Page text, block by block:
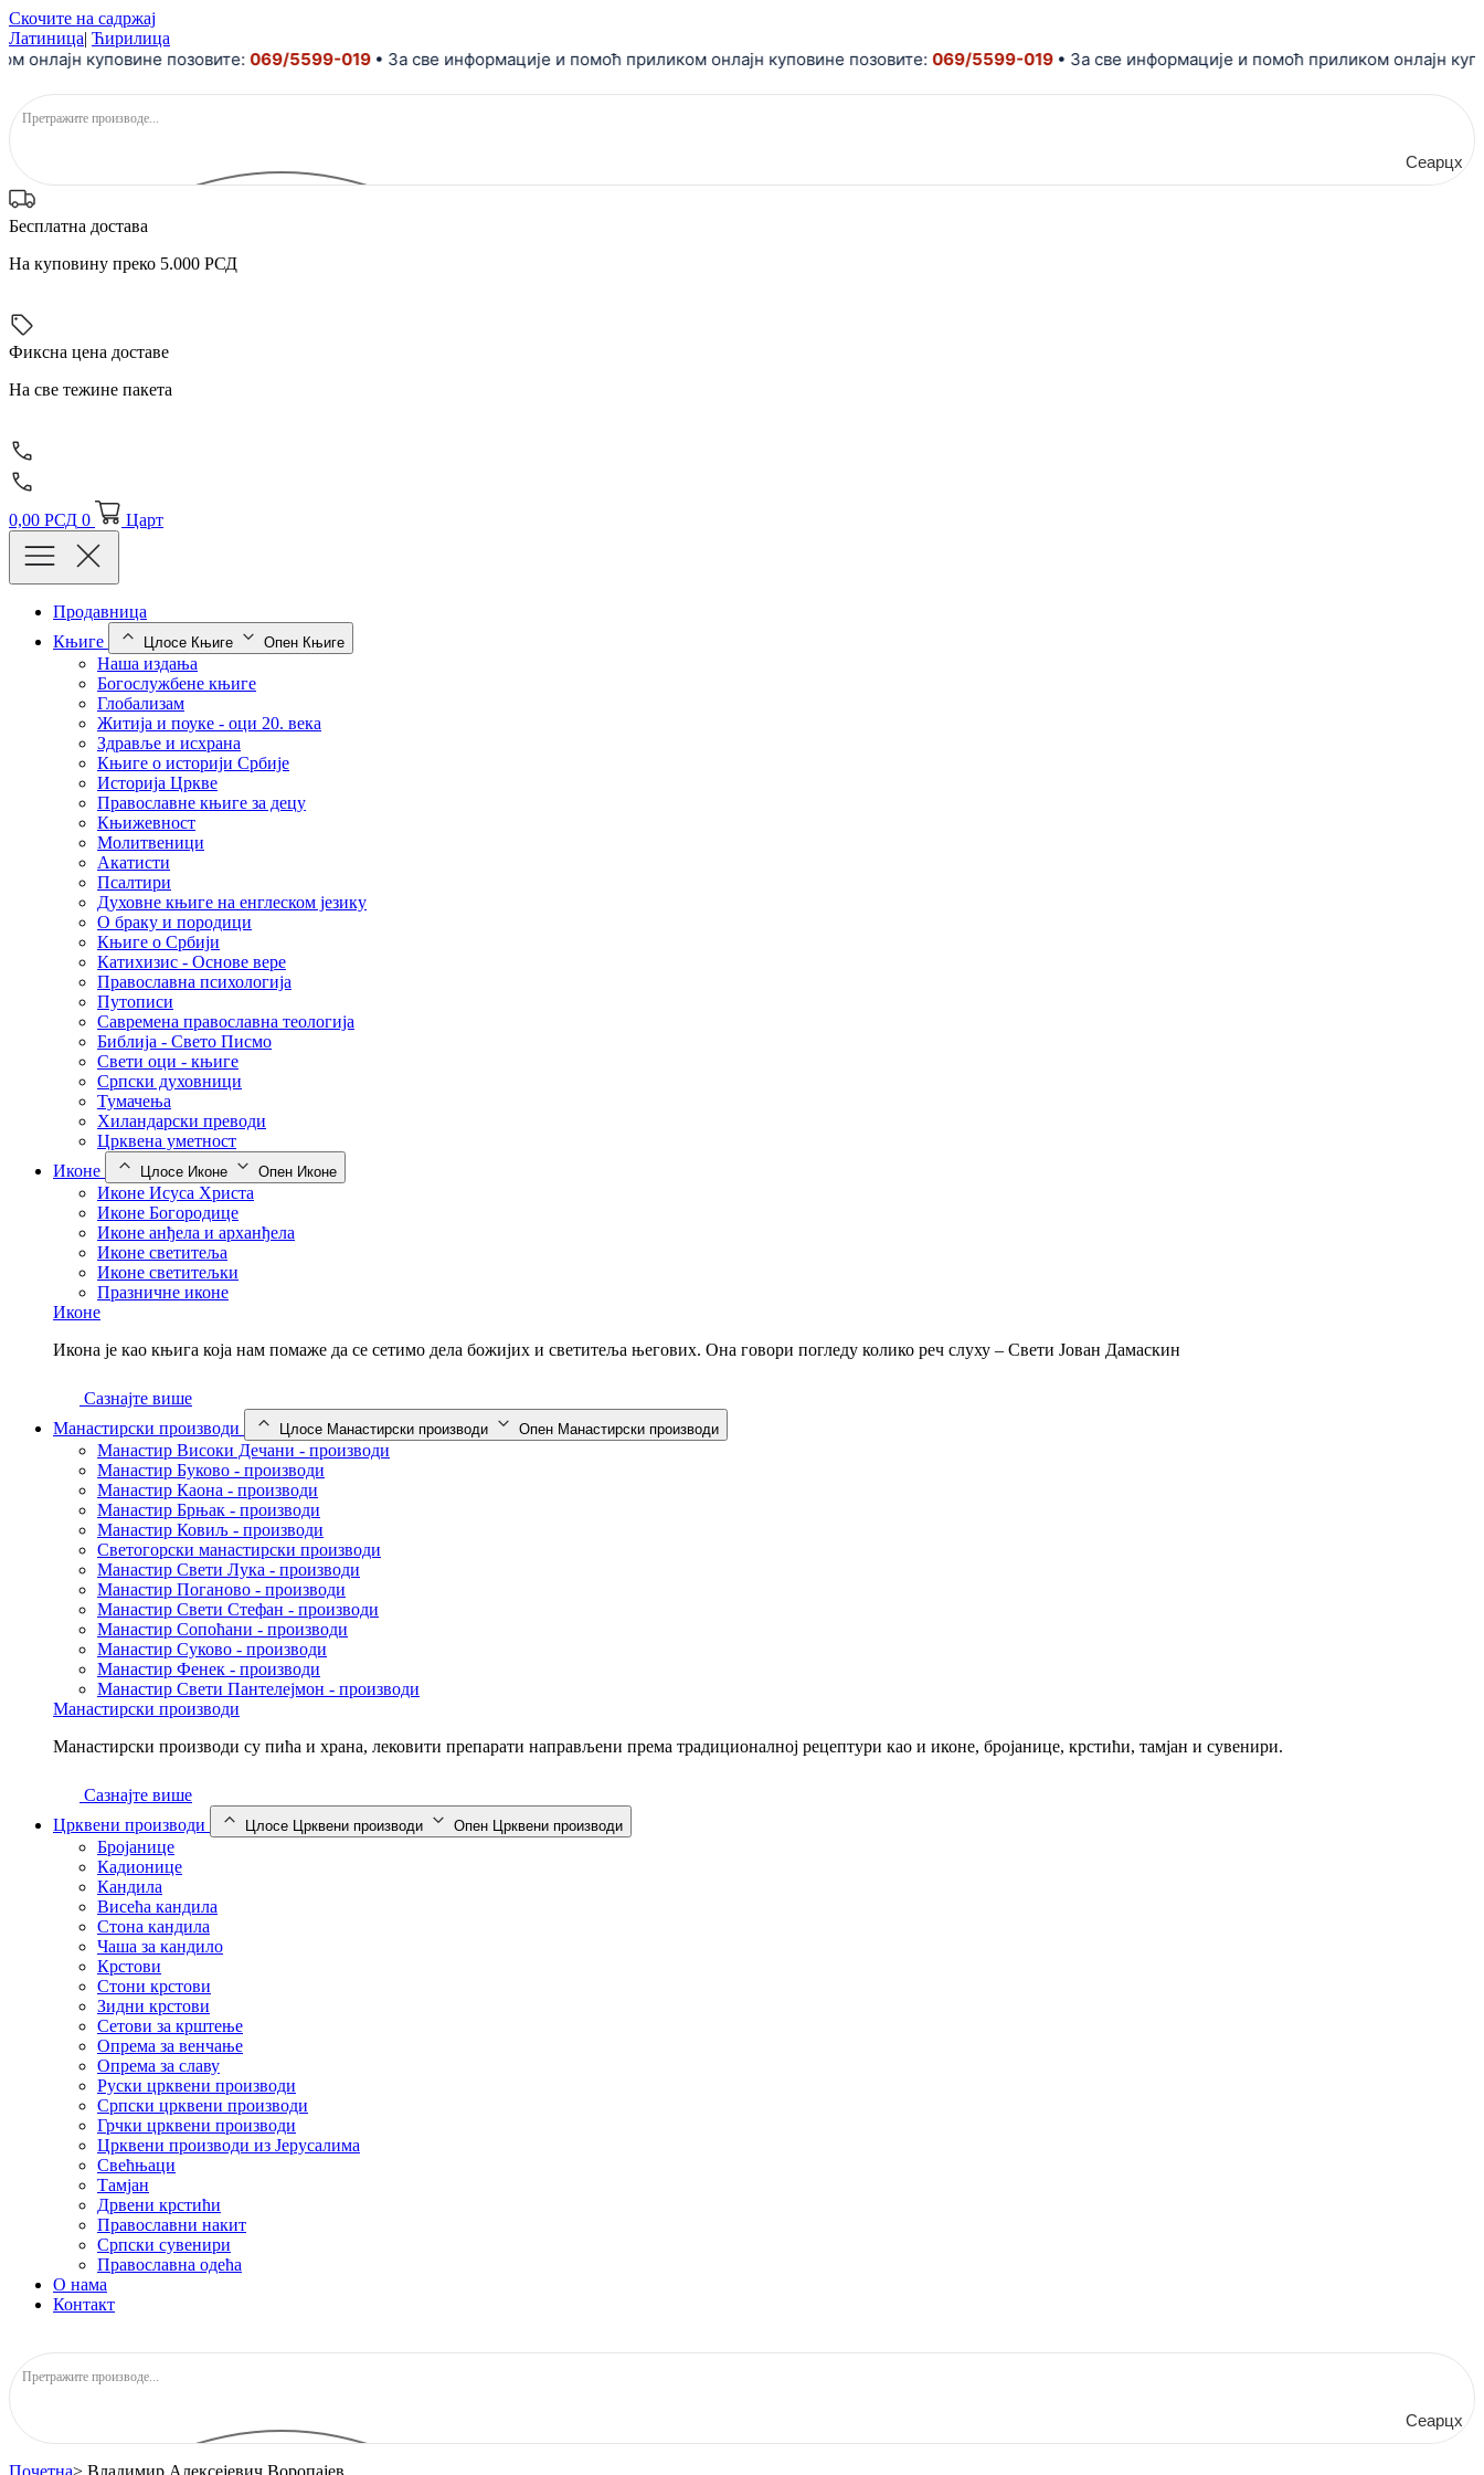
Скочите на садржај
Латиница| Ћирилица
куповине позовите:069/5599-019• За све информације и помоћ приликом онлајн куповине позовите:069/5599-019• За све информације и помоћ приликом онлајн
Сеарцх
Бесплатна достава
На куповину преко 5.000 РСД
Фиксна цена доставе
На све тежине пакета
0,00 РСД 0 Царт
Продавница
Књиге
Цлосе Књиге Опен Књиге
Наша издања
Богослужбене књиге
Глобализам
Житија и поуке - оци 20. века
Здравље и исхрана
Књиге о историји Србије
Историја Цркве
Православне књиге за децу
Књижевност
Молитвеници
Акатисти
Псалтири
Духовне књиге на енглеском језику
О браку и породици
Књиге о Србији
Катихизис - Основе вере
Православна психологија
Путописи
Савремена православна теологија
Библија - Свето Писмо
Свети оци - књиге
Српски духовници
Тумачења
Хиландарски преводи
Црквена уметност
Иконе
Цлосе Иконе Опен Иконе
Иконе Исуса Христа
Иконе Богородице
Иконе анђела и арханђела
Иконе светитеља
Иконе светитељки
Празничне иконе
Иконе
Икона је као књига која нам помаже да се сетимо дела божијих и светитеља његових. Она говори погледу колико реч слуху – Свети Јован Дамаскин
Сазнајте више
Манастирски производи
Цлосе Манастирски производи Опен Манастирски производи
Манастир Високи Дечани - производи
Манастир Буково - производи
Манастир Каона - производи
Манастир Брњак - производи
Манастир Ковиљ - производи
Светогорски манастирски производи
Манастир Свети Лука - производи
Манастир Поганово - производи
Манастир Свети Стефан - производи
Манастир Сопоћани - производи
Манастир Суково - производи
Манастир Фенек - производи
Манастир Свети Пантелејмон - производи
Манастирски производи
Манастирски производи су пића и храна, лековити препарати направљени према традиционалној рецептури као и иконе, бројанице, крстићи, тамјан и сувенири.
Сазнајте више
Црквени производи
Цлосе Црквени производи Опен Црквени производи
Бројанице
Кадионице
Кандила
Висећа кандила
Стона кандила
Чаша за кандило
Крстови
Стони крстови
Зидни крстови
Сетови за крштење
Опрема за венчање
Опрема за славу
Руски црквени производи
Српски црквени производи
Грчки црквени производи
Црквени производи из Јерусалима
Свећњаци
Тамјан
Дрвени крстићи
Православни накит
Српски сувенири
Православна одећа
О нама
Контакт
Сеарцх
Почетна> Владимир Алексејевич Воропајев